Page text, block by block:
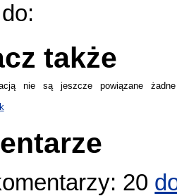
także
nie są jeszcze powiązane żadne
20